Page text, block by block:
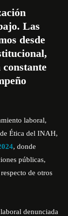
Las
desde
laboral,
Ética del INAH,
, donde
públicas,
de otros
denunciada